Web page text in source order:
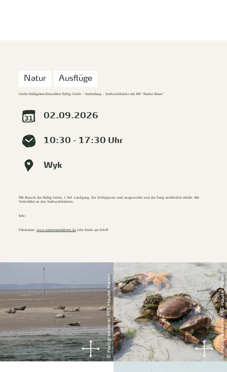
Natur Ausflüge
Große Halligmeer-Kreuzfahrt Hallig Gröde – Seetierfang – Seehundsbänke mit MS "Hauke Haien"
02.09.2026
10:30 - 17:30 Uhr
Wyk
Mit Besuch der Hallig Gröde, 1 Std. Landgang. Ein Schleppnetz wird ausgeworfen und der Fang ausführlich erklärt. Mit
Vorbeifahrt an den Seehundsbänken.
Info:
Fahrkarten:www.wattenmeerfahrten.de oder direkt am Schiff
© Halligreederei MS Hauke Haien
© Halligreederei MS Hauke Haien